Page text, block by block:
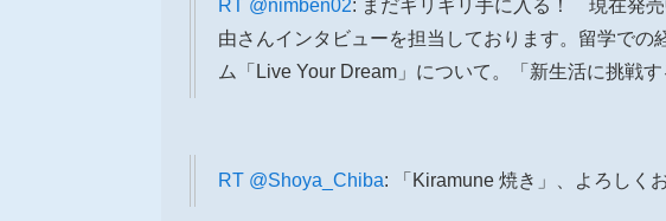
RT @nimben02: まだギリギリ手に入る！ 現在発
由さんインタビューを担当しております。留学で
ム「Live Your Dream」について。「新生活に挑戦
RT @Shoya_Chiba: 「Kiramune 焼き」、よろしく